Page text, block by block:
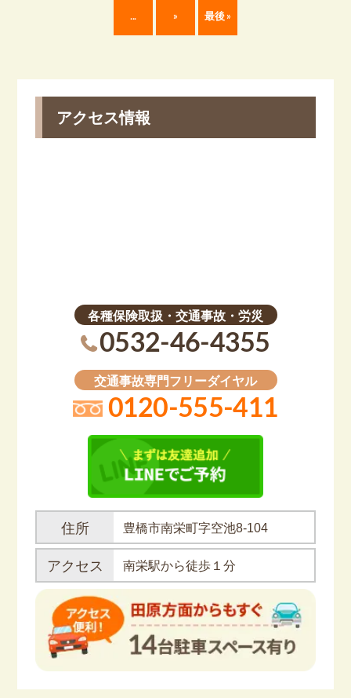
... » 最後 »
アクセス情報
各種保険取扱・交通事故・労災
0532-46-4355
交通事故専門フリーダイヤル
0120-555-411
住所 豊橋市南栄町字空池8-104
アクセス 南栄駅から徒歩１分